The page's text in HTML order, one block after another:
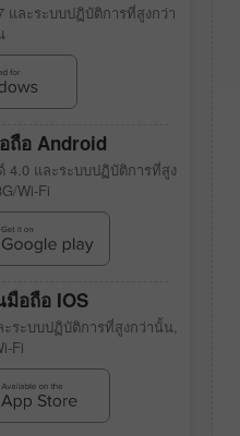
และระบบปฏิบัติการที่สูงกว่า
ถือ Android
และระบบปฏิบัติการที่สูง
Wi-Fi
อถือ IOS
ระบบปฏิบัติการที่สูงกว่านั้น,
Fi